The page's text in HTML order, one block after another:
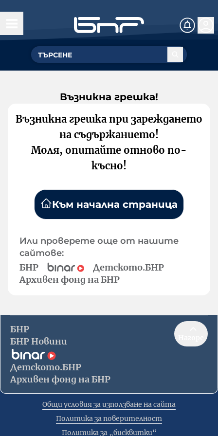
Възникна грешка!
Възникна грешка при зареждането
на съдържанието!
Моля, опитайте отново по-
късно!
Към начална страница
Или проверете още от нашите
сайтове:
БНР
Детското.БНР
Архивен фонд на БНР
БНР
БНР Новини
Детското.БНР
Архивен фонд на БНР
Общи условия за използване на сайта
Политика за поверителност
Политика за „бисквитки“